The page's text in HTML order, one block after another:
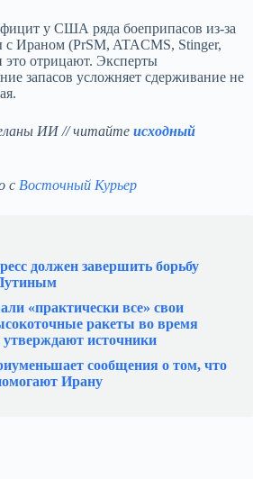
у США ряда боеприпасов из‑за
с Ираном (PrSM, ATACMS, Stinger,
это отрицают. Эксперты
запасов усложняет сдерживание не
ИИ // читайте исходный
с Восточный Курьер
должен завершить борьбу
«практически все» свои
ракеты во время
источники
сообщения о том, что
Ирану